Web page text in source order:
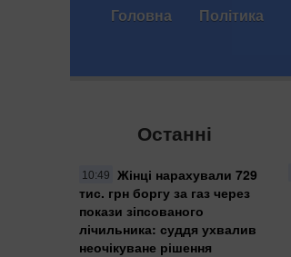
Головна Політика
Останні
10:49
Жінці нарахували 729
тис. грн боргу за газ через
покази зіпсованого
лічильника: суддя ухвалив
неочікуване рішення